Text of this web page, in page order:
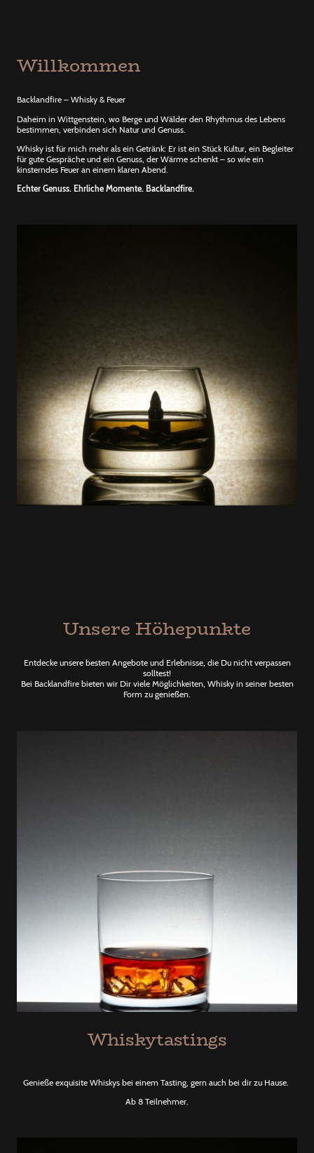
Willkommen
Backlandfire – Whisky & Feuer
Daheim in Wittgenstein, wo Berge und Wälder den Rhythmus des Lebens
bestimmen, verbinden sich Natur und Genuss.
Whisky ist für mich mehr als ein Getränk: Er ist ein Stück Kultur, ein Begleiter
für gute Gespräche und ein Genuss, der Wärme schenkt – so wie ein
kinsterndes Feuer an einem klaren Abend.
Echter Genuss. Ehrliche Momente. Backlandfire.
Unsere Höhepunkte
Entdecke unsere besten Angebote und Erlebnisse, die Du nicht verpassen
solltest!
Bei Backlandfire bieten wir Dir viele Möglichkeiten, Whisky in seiner besten
Form zu genießen.
Whiskytastings
Genieße exquisite Whiskys bei einem Tasting, gern auch bei dir zu Hause.
Ab 8 Teilnehmer.